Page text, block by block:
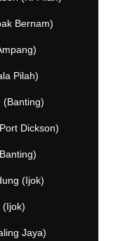
Bernam)
Pilah)
(Banting)
Dickson)
(Ijok)
(Ijok)
Jaya)